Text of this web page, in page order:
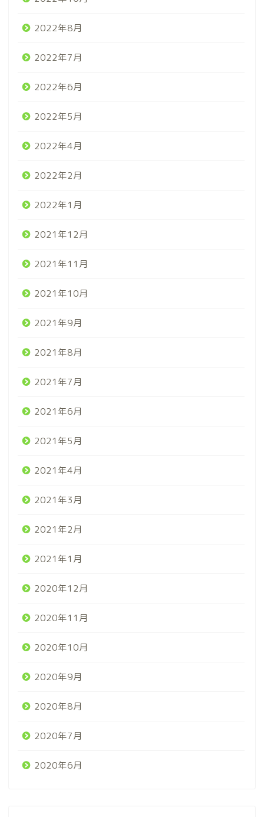
2022年8月
2022年7月
2022年6月
2022年5月
2022年4月
2022年2月
2022年1月
2021年12月
2021年11月
2021年10月
2021年9月
2021年8月
2021年7月
2021年6月
2021年5月
2021年4月
2021年3月
2021年2月
2021年1月
2020年12月
2020年11月
2020年10月
2020年9月
2020年8月
2020年7月
2020年6月